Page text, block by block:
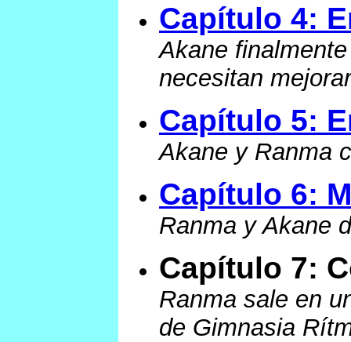
Capítulo 4:
Akane
necesitan mejorar
Capítulo 5:
Akane y Ranma
Capítulo 6:
Ranma y Akane
Capítulo 7:
Ranma sale en
de Gimnasia